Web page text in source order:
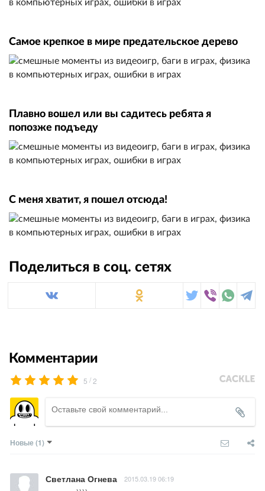
Самое крепкое в мире предательское дерево
Плавно вошел или вы садитесь ребята я
попозже подъеду
C меня хватит, я пошел отсюда!
Поделиться в соц. сетях
Комментарии
5 /2
Новые (1)
Светлана Огнева 2015.03.19 06:19